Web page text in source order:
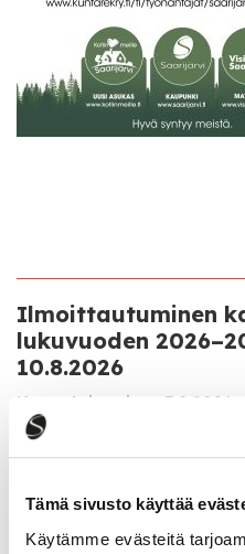
Tämä sivusto käyttää
Käytämme evästeitä
Ilmoittautuminen
lukuvuoden
10.8.2026
Kansalaisopisto 5.8.2026
Lukio 3.8.2026